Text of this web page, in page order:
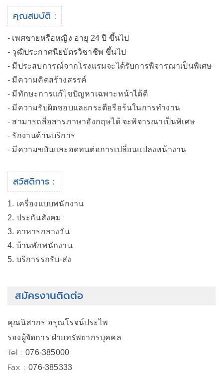
คุณสมบัติ :
- เพศชายหรือหญิง อายุ 24 ปี ขึ้นไป
- วุฒิประกาศนียบัตรวิชาชีพ ขึ้นไป
- มีประสบการณ์จากโรงแรมจะได้รับการพิจารณาเป็นพิเศษ
- มีความคิดสร้างสรรค์
- มีทักษะการแก้ไขปัญหาเฉพาะหน้าได้ดี
- มีความรับผิดชอบและกระตือรือร้นในการทำงาน
- สามารถสื่อสารภาษาอังกฤษได้ จะพิจารณาเป็นพิเศษ
- รักงานด้านบริการ
- มีความขยันและอดทนต่อการเปลี่ยนแปลงหน้างาน
สวัสดิการ :
1. เครื่องแบบพนักงาน
2. ประกันสังคม
3. อาหารกลางวัน
4. บ้านพักพนักงาน
5. บริการรถรับ-ส่ง
สมัครงานติดต่อ
คุณนิสากร อรุณโรจน์ประไพ
รองผู้จัดการ ฝ่ายทรัพยากรบุคคล
Tel :076-385000
Fax :076-385333